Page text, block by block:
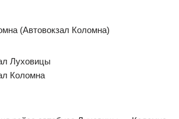
(Автовокзал Коломна)
Луховицы
Коломна